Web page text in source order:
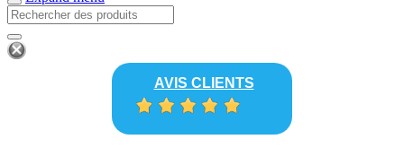
AVIS CLIENTS